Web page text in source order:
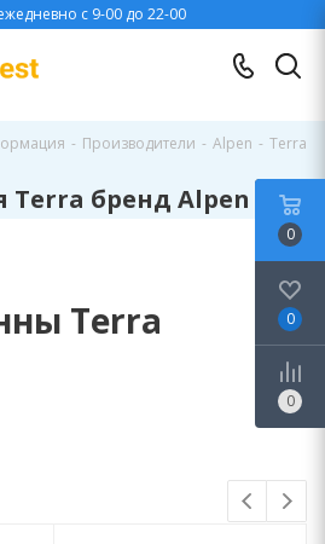
с 9-00 до 22-00
- Производители - Alpen - Terra
Terra бренд Alpen
Terra
0
0
0